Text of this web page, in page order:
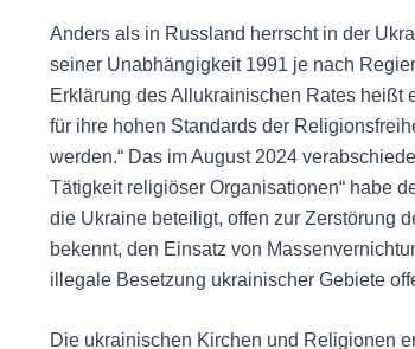
Anders als in Russland herrscht in der
seiner Unabhängigkeit 1991 je nach
Erklärung des Allukrainischen Rates heißt
für ihre hohen Standards der
werden.“ Das im August 2024
Tätigkeit religiöser Organisationen“ habe
die Ukraine beteiligt, offen zur Zerstörung
bekennt, den Einsatz von
illegale Besetzung ukrainischer Gebiete
Die ukrainischen Kirchen und Religionen